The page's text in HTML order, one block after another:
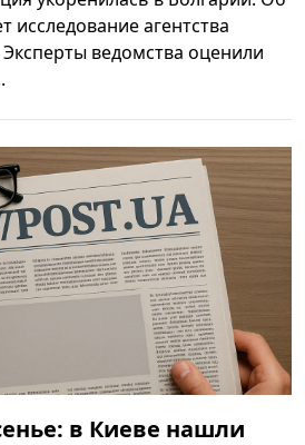
исследование агентства
ведомства оценили
в Киеве нашли